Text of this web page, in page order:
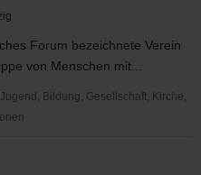
Forum bezeichnete Verein
von Menschen mit...
Bildung, Gesellschaft, Kirche,